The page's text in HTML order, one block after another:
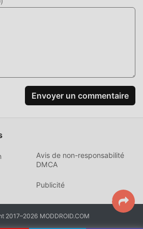
Envoyer un commentaire
Avis de non-responsabilité
DMCA
Publicité
2017–2026 MODDROID.COM